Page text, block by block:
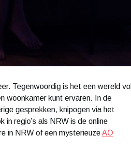
Tegenwoordig is het een wereld vol
woonkamer kunt ervaren. In de
gesprekken, knipogen via het
regio’s als NRW is de online
in NRW of een mysterieuzeAO